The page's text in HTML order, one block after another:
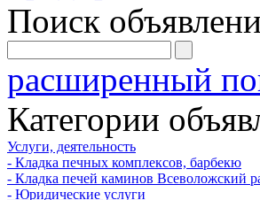
Поиск
расширенный
Категории
Услуги, деятельность
- Кладка печных комплексов, барбекю
- Кладка печей каминов Всеволожский
- Юридические услуги